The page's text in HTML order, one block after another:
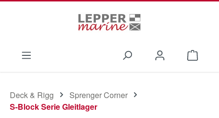
Deck & Rigg
Sprenger Corner
S-Block Serie Gleitlager